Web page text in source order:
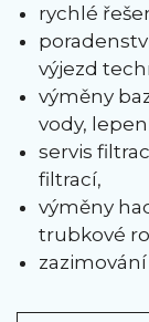
rychlé
výjezd
výměny
vody,
servis
filtrací,
výměny
trubkové